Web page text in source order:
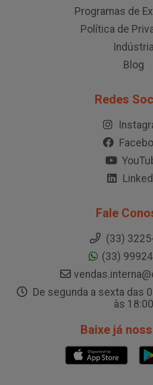
Programas de
Política de
Indústria
Blog
Redes
Fale
(33)
(33)
De segunda a sexta das
às 18:00
Baixe já